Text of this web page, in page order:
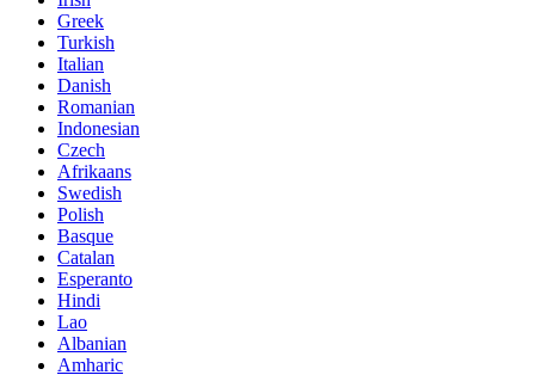
Greek
Turkish
Italian
Danish
Romanian
Indonesian
Czech
Afrikaans
Swedish
Polish
Basque
Catalan
Esperanto
Hindi
Lao
Albanian
Amharic